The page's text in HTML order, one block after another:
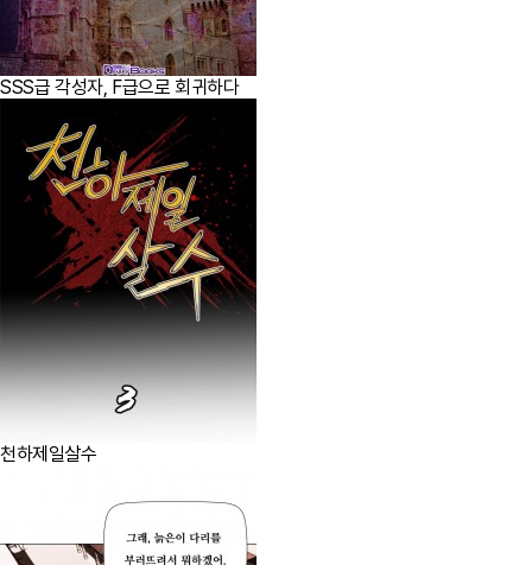
SSS급 각성자, F급으로 회귀하다
천하제일살수